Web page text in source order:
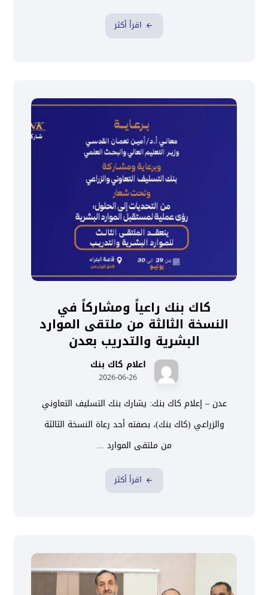
اقرأ أكثر
كاك بنك راعياً ومشاركاً في
النسخة الثالثة من ملتقى الموارد
البشرية والتدريب بعدن
اعلام كاك بنك
2026-06-26
عدن – إعلام كاك بنك: يشارك بنك التسليف التعاوني
والزراعي (كاك بنك)، بصفته أحد رعاة النسخة الثالثة
من ملتقى الموارد ...
اقرأ أكثر